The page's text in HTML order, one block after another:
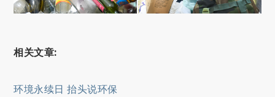
相关文章:
环境永续日 抬头说环保